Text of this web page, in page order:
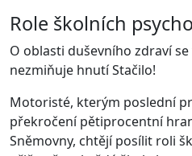
Role školních
O oblasti duševního zdraví
nezmiňuje hnutí Stačilo!
Motoristé, kterým poslední
překročení pětiprocentní
Sněmovny, chtějí posílit roli